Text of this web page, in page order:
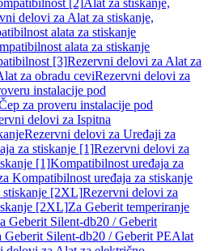
[2]Alat za stiskanje,
delovi za Alat za stiskanje,
alata za stiskanje
alata za stiskanje
[3]Rezervni delovi za Alat za
za obradu ceviRezervni delovi za
instalacije pod
za proveru instalacije pod
delovi za Ispitna
Rezervni delovi za Uređaji za
za stiskanje [1]Rezervni delovi za
[1]Kompatibilnost uređaja za
Kompatibilnost uređaja za stiskanje
stiskanje [2XL]Rezervni delovi za
[2XL]Za Geberit temperiranje
Geberit Silent-db20 / Geberit
Silent-db20 / Geberit PEAlat